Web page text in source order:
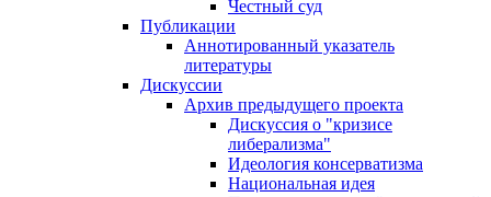
Честный суд
Публикации
Аннотированный указатель
литературы
Дискуссии
Архив предыдущего проекта
Дискуссия о "кризисе
либерализма"
Идеология консерватизма
Национальная идея